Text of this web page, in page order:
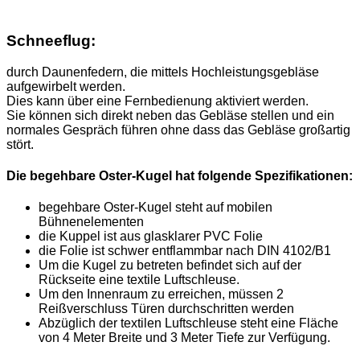
Schneeflug:
durch Daunenfedern, die mittels Hochleistungsgebläse
aufgewirbelt werden.
Dies kann über eine Fernbedienung aktiviert werden.
Sie können sich direkt neben das Gebläse stellen und ein
normales Gespräch führen ohne dass das Gebläse großartig
stört.
Die begehbare Oster-Kugel hat folgende Spezifikationen:
begehbare Oster-Kugel steht auf mobilen
Bühnenelementen
die Kuppel ist aus glasklarer PVC Folie
die Folie ist schwer entflammbar nach DIN 4102/B1
Um die Kugel zu betreten befindet sich auf der
Rückseite eine textile Luftschleuse.
Um den Innenraum zu erreichen, müssen 2
Reißverschluss Türen durchschritten werden
Abzüglich der textilen Luftschleuse steht eine Fläche
von 4 Meter Breite und 3 Meter Tiefe zur Verfügung.